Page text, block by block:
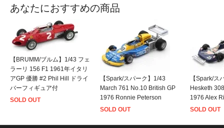
あなたにおすすめの商品
【BRUMM/ブルム】1/43 フェ
ラーリ 156 F1 1961年イタリ
アGP 優勝 #2 Phil Hill ドライ
バーフィギュア付
SOLD OUT
【Spark/スパーク】1/43
March 761 No.10 British GP
1976 Ronnie Peterson
SOLD OUT
【Spark/ス
Hesketh
1976 Alex
SOLD OUT